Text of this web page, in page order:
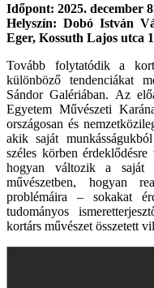
Időpont: 2025. december
Helyszín: Dobó István
Eger, Kossuth Lajos utca
Tovább folytatódik a
különböző tendenciákat
Sándor Galériában. Az
Egyetem Művészeti
országosan és
akik saját
széles körben
hogyan változik a saját
művészetben, hogyan
problémáira – sokakat
tudományos
kortárs művészet összetett